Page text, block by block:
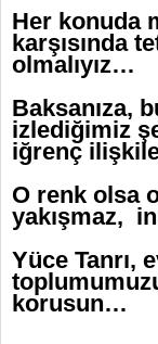
Her konuda
karşısında
olmalıyız…
Baksanıza,
izlediğimiz
iğrenç
O renk olsa
yakışmaz,
Yüce Tanrı,
korusun…